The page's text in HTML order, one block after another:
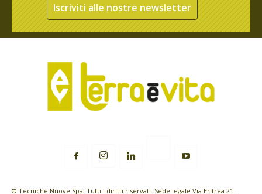
Iscriviti alle nostre newsletter
© Tecniche Nuove Spa. Tutti i diritti riservati. Sede legale Via Eritrea 21 -